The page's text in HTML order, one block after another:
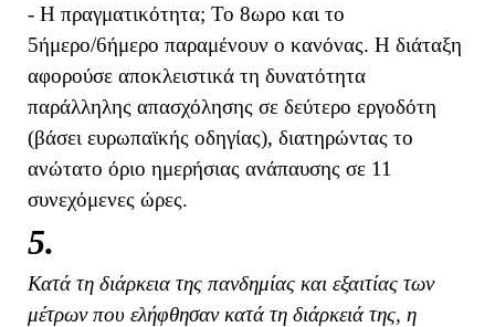
- Η πραγματικότητα; Το 8ωρο και το
5ήμερο/6ήμερο παραμένουν ο κανόνας. Η διάταξη
αφορούσε αποκλειστικά τη δυνατότητα
παράλληλης απασχόλησης σε δεύτερο εργοδότη
(βάσει ευρωπαϊκής οδηγίας), διατηρώντας το
ανώτατο όριο ημερήσιας ανάπαυσης σε 11
συνεχόμενες ώρες.
5.
Κατά τη διάρκεια της πανδημίας και εξαιτίας των
μέτρων που ελήφθησαν κατά τη διάρκειά της, η